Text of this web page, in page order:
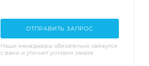
ОТПРАВИТЬ ЗАПРОС
Наши менеджеры обязательно свяжутся
с вами и уточнят условия заказа